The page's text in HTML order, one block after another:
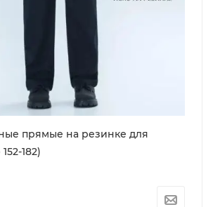
прямые на резинке для
182)